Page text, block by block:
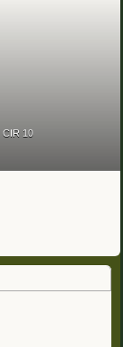
CIR 10